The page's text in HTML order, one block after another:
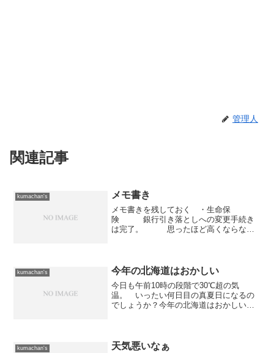
管理人
関連記事
kumachan's メモ書き
メモ書きを残しておく ・生命保
険 銀行引き落としへの変更手続き
は完了。 思ったほど高くならなか
とサラリーマンと一緒の控除額し...
kumachan's 今年の北海道はおかしい
今日も午前10時の段階で30℃超の気
温。 いったい何日目の真夏日になるの
でしょうか？今年の北海道はおかしいで
思ったら、連日の真夏日。...
kumachan's 天気悪いなぁ